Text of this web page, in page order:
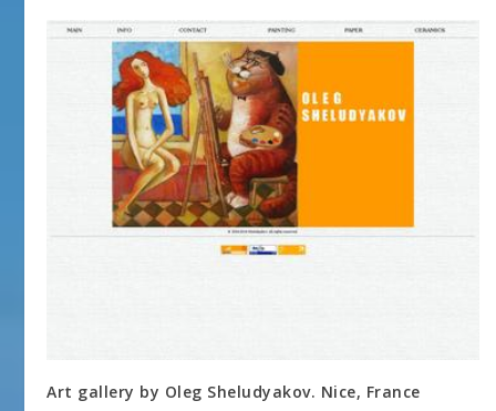
Art gallery by Oleg Sheludyakov. Nice, France